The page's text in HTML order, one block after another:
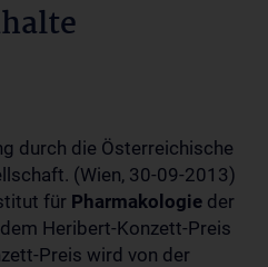
durch die Österreichische
(Wien, 30-09-2013)
für Pharmakologie der
Heribert-Konzett-Preis
Preis wird von der